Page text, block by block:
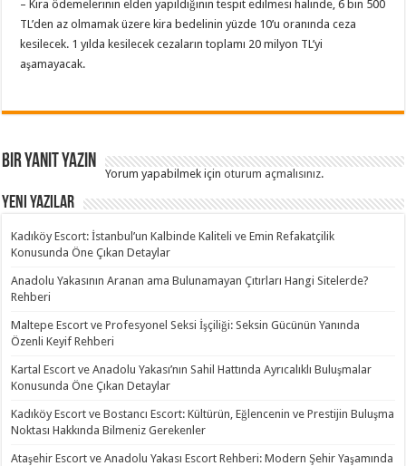
– Kira ödemelerinin elden yapıldığının tespit edilmesi halinde, 6 bin 500
TL’den az olmamak üzere kira bedelinin yüzde 10’u oranında ceza
kesilecek. 1 yılda kesilecek cezaların toplamı 20 milyon TL’yi
aşamayacak.
Bir yanıt yazın
Yorum yapabilmek içinoturum açmalısınız.
Yeni Yazılar
Kadıköy Escort: İstanbul’un Kalbinde Kaliteli ve Emin Refakatçilik
Konusunda Öne Çıkan Detaylar
Anadolu Yakasının Aranan ama Bulunamayan Çıtırları Hangi Sitelerde?
Rehberi
Maltepe Escort ve Profesyonel Seksi İşçiliği: Seksin Gücünün Yanında
Özenli Keyif Rehberi
Kartal Escort ve Anadolu Yakası’nın Sahil Hattında Ayrıcalıklı Buluşmalar
Konusunda Öne Çıkan Detaylar
Kadıköy Escort ve Bostancı Escort: Kültürün, Eğlencenin ve Prestijin Buluşma
Noktası Hakkında Bilmeniz Gerekenler
Ataşehir Escort ve Anadolu Yakası Escort Rehberi: Modern Şehir Yaşamında